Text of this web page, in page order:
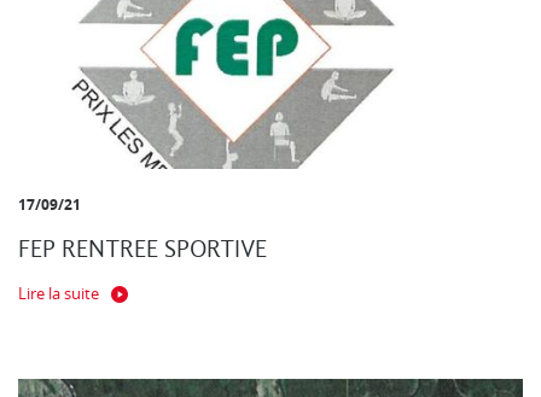
17/09/21
FEP RENTREE SPORTIVE
Lire la suite